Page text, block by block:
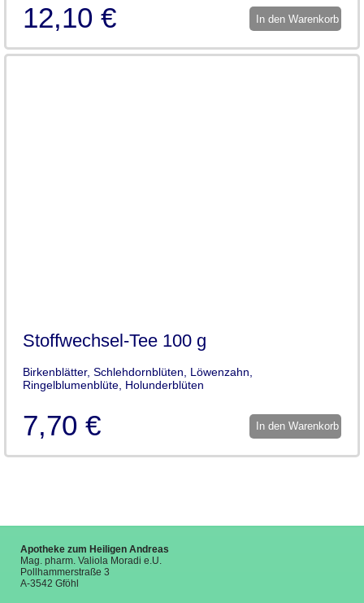
12,10 € In den Warenkorb
Stoffwechsel-Tee 100 g
Birkenblätter, Schlehdornblüten, Löwenzahn,
Ringelblumenblüte, Holunderblüten
7,70 € In den Warenkorb
Apotheke zum Heiligen Andreas
Mag. pharm. Valiola Moradi e.U.
Pollhammerstraße 3
A-3542 Gföhl